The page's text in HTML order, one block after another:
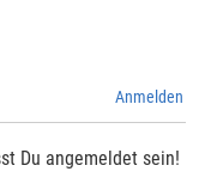
Anmelden
Du angemeldet sein!